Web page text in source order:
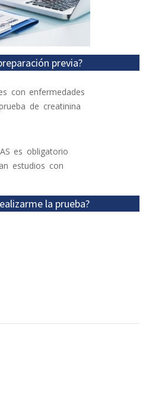
previa?
con enfermedades
de creatinina
es obligatorio
estudios con
la prueba?